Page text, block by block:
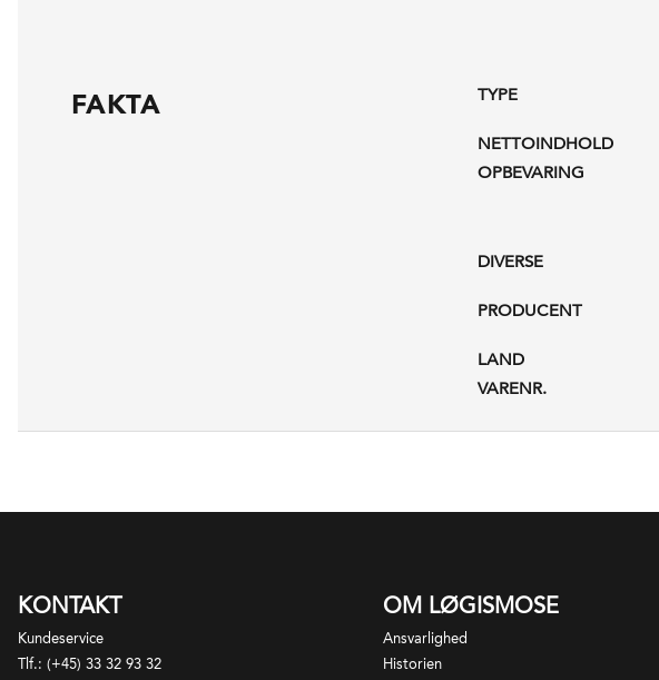
FAKTA TYPE
NETTOINDHOLD
OPBEVARING
DIVERSE
PRODUCENT
LAND
VARENR.
KONTAKT
Kundeservice
Tlf.: (+45) 33 32 93 32
OM LØGISMOSE
Ansvarlighed
Historien